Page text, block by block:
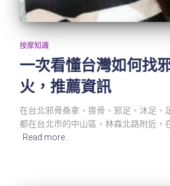
按摩知識
一次看懂台灣如何找
火，推薦資訊
在台北邪骨桑拿、揼骨、邪足、沐足、
都在台北市的中山區，林森北路附近，
Read more…